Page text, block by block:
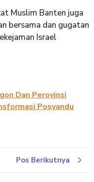
Muslim Banten juga
bersama dan gugatan
Israel
Dan Perovinsi
Posyandu
Pos Berikutnya